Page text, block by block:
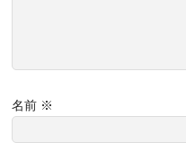
名前 ※